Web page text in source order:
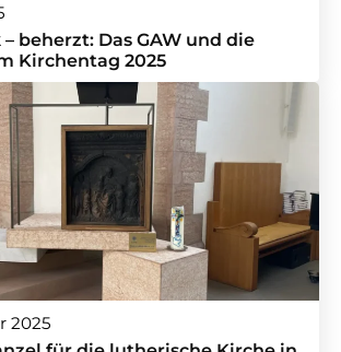
beherzt: Das GAW und die
Kirchentag 2025
2025